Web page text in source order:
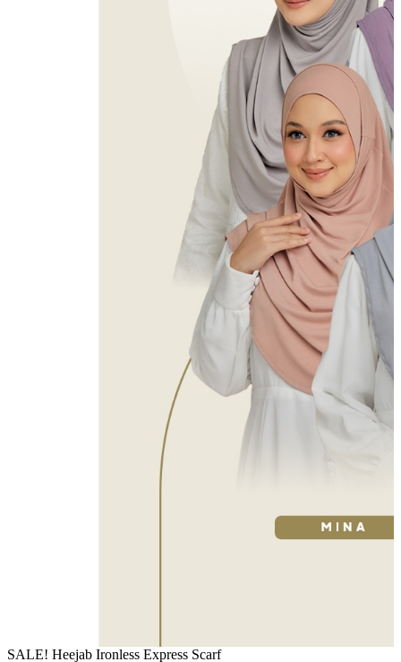
SALE! Heejab Ironless Express Scarf